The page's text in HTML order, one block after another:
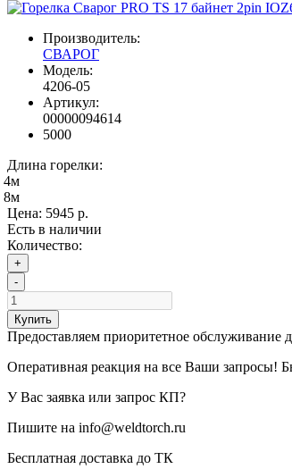
Производитель:
СВАРОГ
Модель:
4206-05
Артикул:
00000094614
5000
Длина горелки:
4м
8м
Цена: 5945 р.
Есть в наличии
Количество:
+
-
Купить
Предоставляем приоритетное обслуживание
Оперативная реакция на все Ваши запросы!
У Вас заявка или запрос КП?
Пишите на info@weldtorch.ru
Бесплатная доставка до ТК